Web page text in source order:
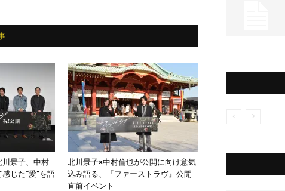
川景子、中村
じた“愛”を語
北川景子×中村倫也が公開に向け意気
込み語る、『ファーストラヴ』公開
直前イベント